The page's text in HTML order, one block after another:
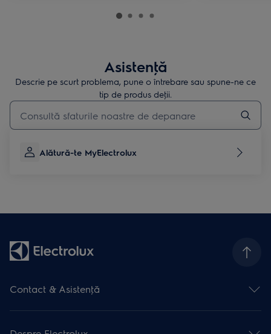
Asistenţă
Descrie pe scurt problema, pune o întrebare sau spune-ne ce
tip de produs deţii.
Type to search for support articles
Alătură-te MyElectrolux
Contact & Asistenţă
Asistenţă online